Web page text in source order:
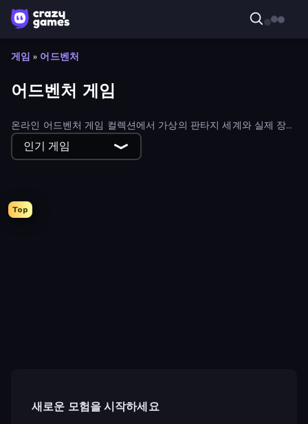
게임 » 어드벤처
어드벤처 게임
온라인 어드벤처 게임 컬렉션에서 가상의 판타지 세계와 실제 장소
로 모험을 떠나보세요. 텍스트 어드벤처부터 디지털로 경험할 수
있는 최고의 모험까지, 흥미진진하고 재미있는 내러티브가 담긴 컬
인기 게임
Top
새로운 모험을 시작하세요